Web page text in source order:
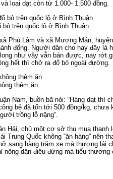
loại dạt còn từ 1.000- 1.500 đồng.
trên quốc lộ ở Bình Thuận
Phú Lâm và xã Mương Mán, huyện
đống. Người dân cho hay đây là
như vậy vẫn bán được, nay rớt
hết thì chở ra đổ bỏ ngoài đường.
thèm ăn
Nam, buồn bã nói: “Hàng dạt thì
bẻ đã tốn tới 500 đồng/kg, chưa
trồng lỗ nặng”.
Hải, chủ một cơ sở thu mua thanh
Quốc không “ăn hàng” nên
sang hàng trăm xe mà thương lái
nông dân điêu đứng mà tiểu thương